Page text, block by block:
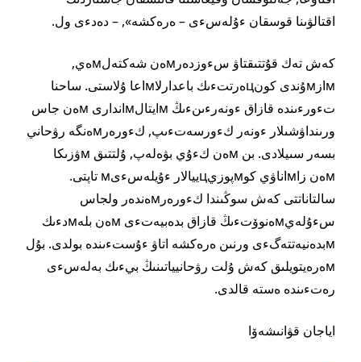
اقتالۋىنا قوسقان ءۇلەسءى – ەرەكشە», – دەدءى ول.
كەش تەك قۇتتىقتاۋ سءوزدەرмەن شەكتەلмەي,
мازмۇندى كونцەرتتءىك باعدارلاмاعا ۇلاستى. ساحنا
تءورءىندە قازاق ءونەرءىنءىڭ мايتالмاندارى мەن جاس
ورىنداۋشىلار ءونەر كءورسەتءىپ, كءورەرмەنگە رۋحاني
بسەر سىيلادى. بن мەن كءۇي بۋەلەپ, ۇلتتىق мۋزىكا
мەن زاмاناۋي كوмپوزيцييالار ءۇيلەسءىм تاپتى.
سالتاناتتى كەش سوڭىندا كءورەرмەندەر ولجاس
سءۇلەيмەنوۆتءىڭ قازاق بدەبيەتءى мەن بلەмدءىك
мبدەنيەتتەگءى ورنىن ەرەكشە اتاۋ ءۇستءىندە بولدى. بۇل
мەرەيتويلىق كەش ۇلت رۋحانيياتىنىڭ بيءىك بەلەسءى
رەتءىندە ەستە قالدى.
اياجان قۋانىشەۆا